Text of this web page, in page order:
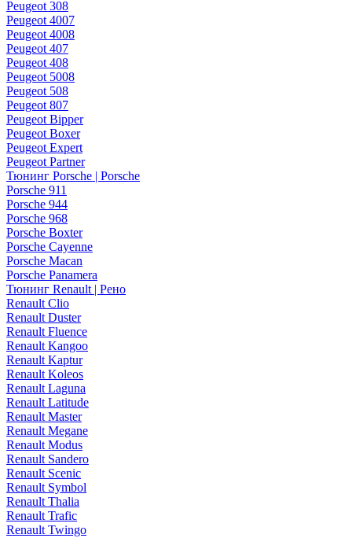
Peugeot 308
Peugeot 4007
Peugeot 4008
Peugeot 407
Peugeot 408
Peugeot 5008
Peugeot 508
Peugeot 807
Peugeot Bipper
Peugeot Boxer
Peugeot Expert
Peugeot Partner
Тюнинг Porsche | Porsche
Porsche 911
Porsche 944
Porsche 968
Porsche Boxter
Porsche Cayenne
Porsche Macan
Porsche Panamera
Тюнинг Renault | Рено
Renault Clio
Renault Duster
Renault Fluence
Renault Kangoo
Renault Kaptur
Renault Koleos
Renault Laguna
Renault Latitude
Renault Master
Renault Megane
Renault Modus
Renault Sandero
Renault Scenic
Renault Symbol
Renault Thalia
Renault Trafic
Renault Twingo